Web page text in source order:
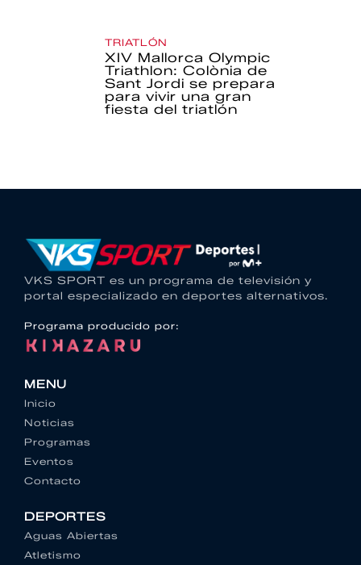
TRIATLÓN
XIV Mallorca Olympic
Triathlon: Colònia de
Sant Jordi se prepara
para vivir una gran
fiesta del triatlón
VKS SPORT es un programa de televisión y
portal especializado en deportes alternativos.
Programa producido por:
MENU
Inicio
Noticias
Programas
Eventos
Contacto
DEPORTES
Aguas Abiertas
Atletismo